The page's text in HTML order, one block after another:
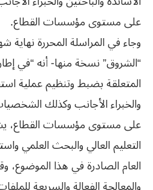
على مستوى مؤسسات القطاع.
وجاء في المراسلة المحررة نهاية
“الشروق” نسخة منها- أنه “في إطار
المتعلقة بضبط وتنظيم عملية
والخبراء الأجانب وكذلك
على مستوى مؤسسات القطاع،
التعليم العالي والبحث العلمي
العام الصادرة في هذا الموضوع،